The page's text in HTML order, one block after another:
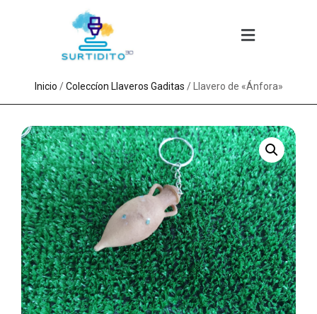
Inicio /Coleccíon Llaveros Gaditas / Llavero de «Ánfora»